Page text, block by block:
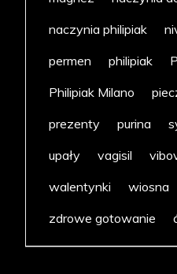
naczynia philipiak
permen
philipiak
Philipiak Milano
prezenty
purina
upały
vagisil
walentynki
wiosna
zdrowe gotowanie